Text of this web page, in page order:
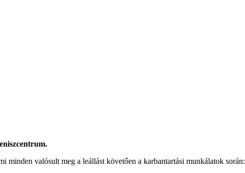
valósult meg a leállást követően a karbantartási munkálatok során: